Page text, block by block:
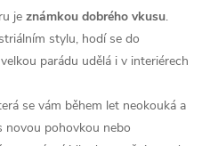
je známkou dobrého vkusu.
stylu, hodí se do
parádu udělá i v interiérech
se vám během let neokouká a
novou pohovkou nebo